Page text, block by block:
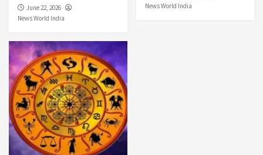
June 22, 2026
News World India
News World India